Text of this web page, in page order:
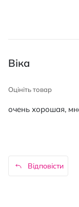
Віка
Оцініть товар
очень хорошая,
Відповісти